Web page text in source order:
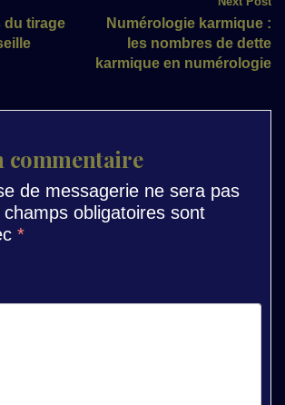
du tirage
Numérologie karmique :
les nombres de dette
karmique en numérologie
commentaire
de messagerie ne sera pas
champs obligatoires sont
*